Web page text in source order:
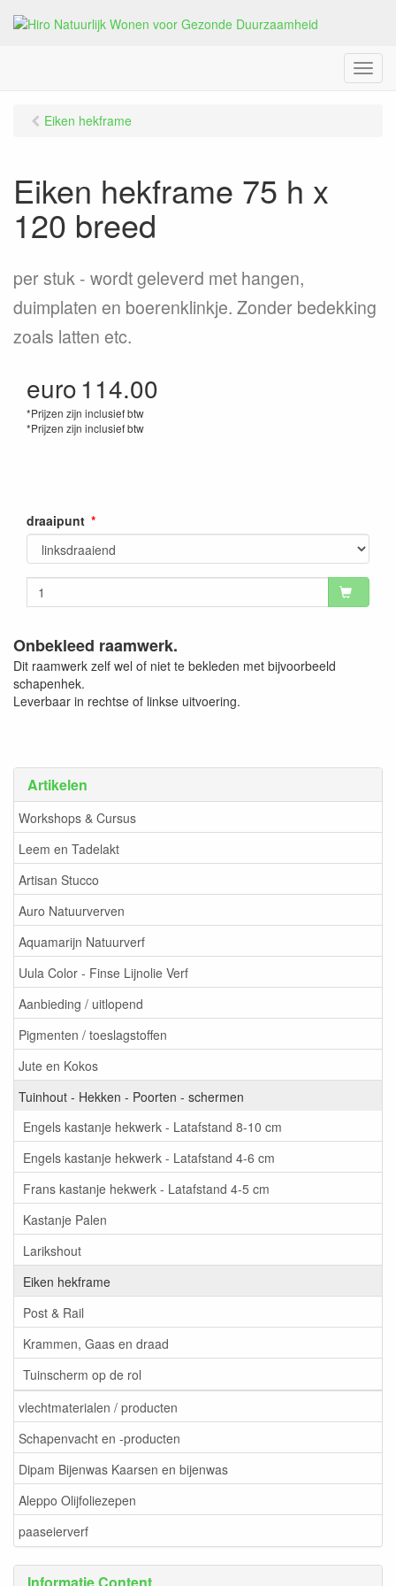
M
e
Artikelen
Workshops & Cursus
Leem en Tadelakt
Artisan Stucco
Auro Natuurverven
Aquamarijn Natuurverf
Uula Color - Finse Lijnolie Verf
Aanbieding / uitlopend
Pigmenten / toeslagstoffen
Jute en Kokos
Tuinhout - Hekken - Poorten - schermen
Engels kastanje hekwerk - Latafstand 8-10 cm
Engels kastanje hekwerk - Latafstand 4-6 cm
Frans kastanje hekwerk - Latafstand 4-5 cm
Kastanje Palen
Larikshout
Eiken hekframe
Post & Rail
Krammen, Gaas en draad
Tuinscherm op de rol
vlechtmaterialen / producten
Schapenvacht en -producten
Dipam Bijenwas Kaarsen en bijenwas
Aleppo Olijfoliezepen
paaseierverf
Eiken hekframe
Eiken hekframe 75 h x
120 breed
per stuk
wordt geleverd met hangen,
duimplaten en boerenklinkje. Zonder bedekking
zoals latten etc.
euro114.00
*Prijzen zijn inclusief btw
*Prijzen zijn inclusief btw
draaipunt
Onbekleed raamwerk.
Dit raamwerk zelf wel of niet te bekleden met bijvoorbeeld
schapenhek.
Leverbaar in rechtse of linkse uitvoering.